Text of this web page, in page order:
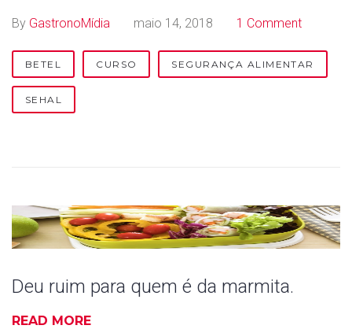
By GastronoMídia maio 14, 2018 1 Comment
BETEL CURSO SEGURANÇA ALIMENTAR
SEHAL
Deu ruim para quem é da marmita.
READ MORE